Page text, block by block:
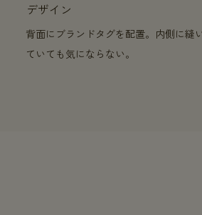
デザイン
背面にブランドタグを配置。内側に縫
ていても気にならない。